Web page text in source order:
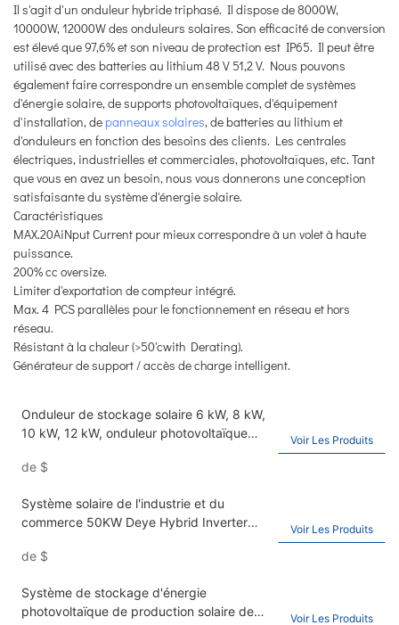
Il s'agit d'un onduleur hybride triphasé. Il dispose de 8000W,
10000W, 12000W des onduleurs solaires. Son efficacité de conversion
est élevé que 97,6% et son niveau de protection est IP65. Il peut être
utilisé avec des batteries au lithium 48 V 51,2 V. Nous pouvons
également faire correspondre un ensemble complet de systèmes
d'énergie solaire, de supports photovoltaïques, d'équipement
d'installation, de panneaux solaires, de batteries au lithium et
d'onduleurs en fonction des besoins des clients. Les centrales
électriques, industrielles et commerciales, photovoltaïques, etc. Tant
que vous en avez un besoin, nous vous donnerons une conception
satisfaisante du système d'énergie solaire.
Caractéristiques
MAX.20AiNput Current pour mieux correspondre à un volet à haute
puissance.
200% cc oversize.
Limiter d'exportation de compteur intégré.
Max. 4 PCS parallèles pour le fonctionnement en réseau et hors
réseau.
Résistant à la chaleur (>50'cwith Derating).
Générateur de support / accès de charge intelligent.
Onduleur de stockage solaire 6 kW, 8 kW,
10 kW, 12 kW, onduleur photovoltaïque
de $
Voir Les Produits
Système solaire de l'industrie et du
commerce 50KW Deye Hybrid Inverter
d'énergie
de $
Voir Les Produits
Système de stockage d'énergie
photovoltaïque de production solaire de
Voir Les Produits